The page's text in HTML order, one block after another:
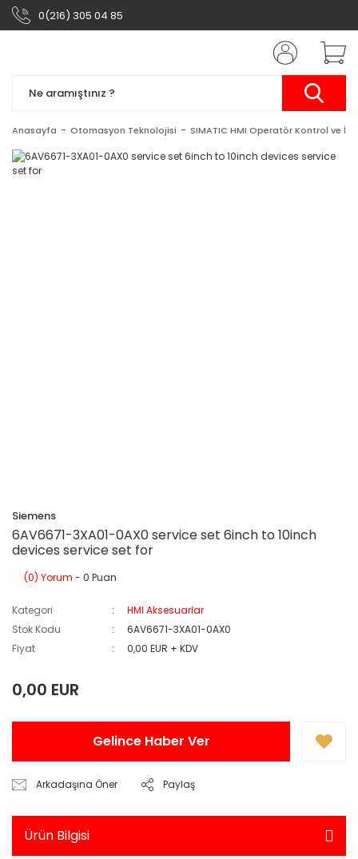
0(216) 305 04 85
Anasayfa Otomasyon Teknolojisi SIMATIC HMI Operatör Kontrol ve
Siemens
6AV6671-3XA01-0AX0 service set 6inch to 10inch
devices service set for
(0) Yorum - 0 Puan
Kategori
HMI Aksesuarlar
Stok Kodu
6AV6671-3XA01-0AX0
Fiyat
0,00 EUR + KDV
0,00 EUR
Gelince Haber Ver
Arkadaşına Öner Paylaş
Ürün Bilgisi